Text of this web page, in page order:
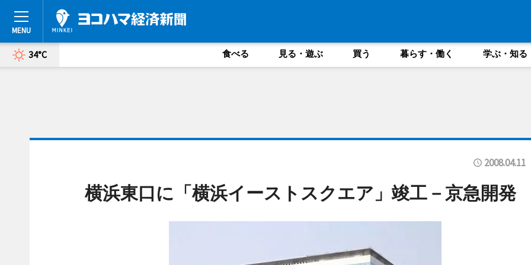
34°C 食べる 見る・遊ぶ 買う 暮らす・働く 学ぶ・知る
2008.04.11
横浜東口に「横浜イーストスクエア」竣工－京急開発